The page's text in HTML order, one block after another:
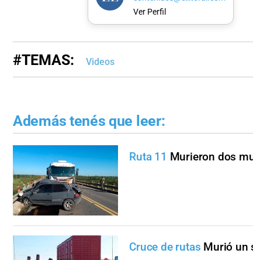
Ver Perfil
#TEMAS: Videos
Además tenés que leer:
Ruta 11 Murieron dos
Cruce de rutas Murió un